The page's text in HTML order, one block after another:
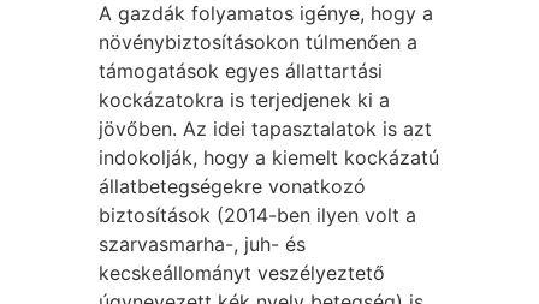
A gazdák folyamatos igénye, hogy a
növénybiztosításokon túlmenően a
támogatások egyes állattartási
kockázatokra is terjedjenek ki a
jövőben. Az idei tapasztalatok is azt
indokolják, hogy a kiemelt kockázatú
állatbetegségekre vonatkozó
biztosítások (2014-ben ilyen volt a
szarvasmarha-, juh- és
kecskeállományt veszélyeztető